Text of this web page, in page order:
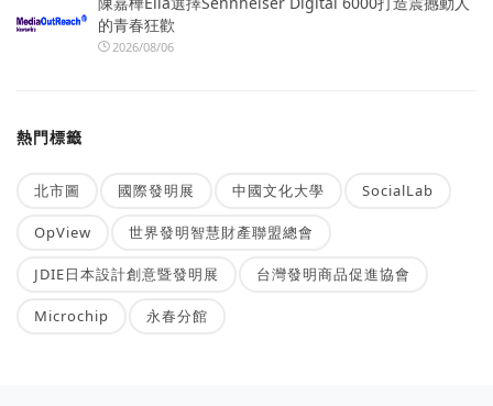
的青春狂歡
2026/08/06
熱門標籤
北市圖 國際發明展 中國文化大學 SocialLab
OpView 世界發明智慧財產聯盟總會
JDIE日本設計創意暨發明展 台灣發明商品促進協會
Microchip 永春分館